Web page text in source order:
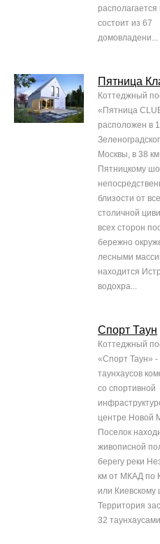
располагается
состоит из 67
домовладени...
Пятница
Коттеджный
«Пятница
расположен в
Москвы, в 38
Пятницкому
близости от
столичной
всех сторон
бережно
лесными
находится
водохра...
Спорт Таун
Коттеджный
«Спорт Таун» -
таунхаусов
со спортивной
центре Новой
Поселок
живописной
берегу реки
км от МКАД по
или Киевскому
Территория
32